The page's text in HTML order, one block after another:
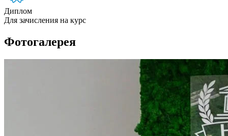
Диплом
Для зачисления на курс
Фотогалерея